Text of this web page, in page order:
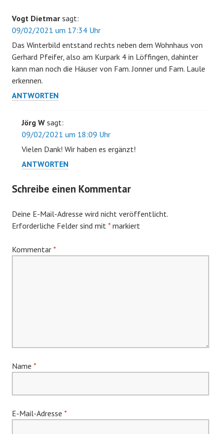
Vogt Dietmar sagt:
09/02/2021 um 17:34 Uhr
Das Winterbild entstand rechts neben dem Wohnhaus von
Gerhard Pfeifer, also am Kurpark 4 in Löffingen, dahinter
kann man noch die Häuser von Fam. Jonner und Fam. Laule
erkennen.
ANTWORTEN
Jörg W sagt:
09/02/2021 um 18:09 Uhr
Vielen Dank! Wir haben es ergänzt!
ANTWORTEN
Schreibe einen Kommentar
Deine E-Mail-Adresse wird nicht veröffentlicht.
Erforderliche Felder sind mit * markiert
Kommentar *
Name *
E-Mail-Adresse *